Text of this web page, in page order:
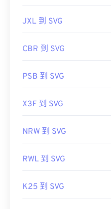
JXL 到 SVG
CBR 到 SVG
PSB 到 SVG
X3F 到 SVG
NRW 到 SVG
RWL 到 SVG
K25 到 SVG